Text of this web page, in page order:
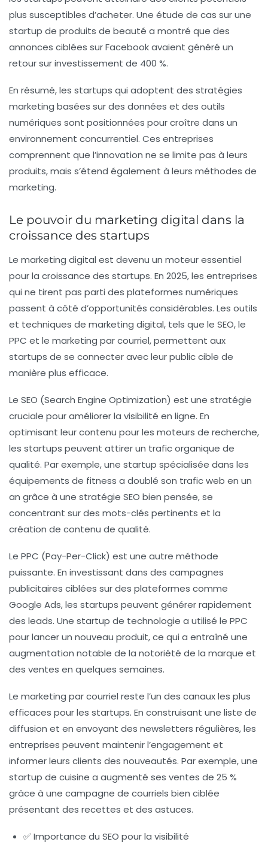
plus susceptibles d’acheter. Une étude de cas sur une
startup de produits de beauté a montré que des
annonces ciblées sur Facebook avaient généré un
retour sur investissement de 400 %.
En résumé, les startups qui adoptent des stratégies
marketing basées sur des données et des outils
numériques sont positionnées pour croître dans un
environnement concurrentiel. Ces entreprises
comprennent que l’innovation ne se limite pas à leurs
produits, mais s’étend également à leurs méthodes de
marketing.
Le pouvoir du marketing digital dans la
croissance des startups
Le marketing digital est devenu un moteur essentiel
pour la croissance des startups. En 2025, les entreprises
qui ne tirent pas parti des plateformes numériques
passent à côté d’opportunités considérables. Les outils
et techniques de marketing digital, tels que le SEO, le
PPC et le marketing par courriel, permettent aux
startups de se connecter avec leur public cible de
manière plus efficace.
Le SEO (Search Engine Optimization) est une stratégie
cruciale pour améliorer la visibilité en ligne. En
optimisant leur contenu pour les moteurs de recherche,
les startups peuvent attirer un trafic organique de
qualité. Par exemple, une startup spécialisée dans les
équipements de fitness a doublé son trafic web en un
an grâce à une stratégie SEO bien pensée, se
concentrant sur des mots-clés pertinents et la
création de contenu de qualité.
Le PPC (Pay-Per-Click) est une autre méthode
puissante. En investissant dans des campagnes
publicitaires ciblées sur des plateformes comme
Google Ads, les startups peuvent générer rapidement
des leads. Une startup de technologie a utilisé le PPC
pour lancer un nouveau produit, ce qui a entraîné une
augmentation notable de la notoriété de la marque et
des ventes en quelques semaines.
Le marketing par courriel reste l’un des canaux les plus
efficaces pour les startups. En construisant une liste de
diffusion et en envoyant des newsletters régulières, les
entreprises peuvent maintenir l’engagement et
informer leurs clients des nouveautés. Par exemple, une
startup de cuisine a augmenté ses ventes de 25 %
grâce à une campagne de courriels bien ciblée
présentant des recettes et des astuces.
✅ Importance du SEO pour la visibilité